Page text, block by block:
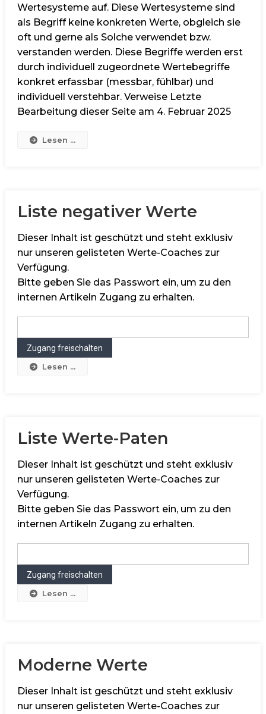
Wertesysteme auf. Diese Wertesysteme sind
als Begriff keine konkreten Werte, obgleich sie
oft und gerne als Solche verwendet bzw.
verstanden werden. Diese Begriffe werden erst
durch individuell zugeordnete Wertebegriffe
konkret erfassbar (messbar, fühlbar) und
individuell verstehbar. Verweise Letzte
Bearbeitung dieser Seite am 4. Februar 2025
Lesen ...
Liste negativer Werte
Dieser Inhalt ist geschützt und steht exklusiv
nur unseren gelisteten Werte-Coaches zur
Verfügung.
Bitte geben Sie das Passwort ein, um zu den
internen Artikeln Zugang zu erhalten.
Lesen ...
Liste Werte-Paten
Dieser Inhalt ist geschützt und steht exklusiv
nur unseren gelisteten Werte-Coaches zur
Verfügung.
Bitte geben Sie das Passwort ein, um zu den
internen Artikeln Zugang zu erhalten.
Lesen ...
Moderne Werte
Dieser Inhalt ist geschützt und steht exklusiv
nur unseren gelisteten Werte-Coaches zur